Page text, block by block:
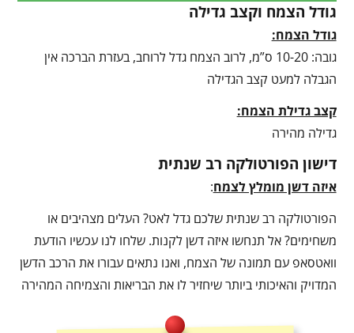
גודל הצמח וקצב גדילה
גודל הצמח:
גובה: 10-20 ס”מ, לרוב הצמח גדל לרוחב, בעזרת הברכה אין
הגבלה למעט קצב הגדילה
קצב גדילת הצמח:
גדילה מהירה
דישון הפורטולקה רב שנתית
איזה דשן מומלץ לצמח:
הפורטולקה רב שנתית שלכם גדל לאט? העלים מצהיבים או
משחימים? אל תנחשו איזה דשן לקנות. שלחו לנו עכשיו הודעת
וואטסאפ עם תמונה של הצמח, ואנו נתאים עבורו את הרכב הדשן
המדויק והאיכותי ביותר שיחזיר לו את הבריאות והצמיחה המהירה